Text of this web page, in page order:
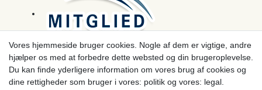
Betaling
Vores hjemmeside bruger cookies. Nogle af dem er vigtige, andre
hjælper os med at forbedre dette websted og din brugeroplevelse.
Du kan finde yderligere information om vores brug af cookies og
dine rettigheder som bruger i vores: politik og vores: legal.